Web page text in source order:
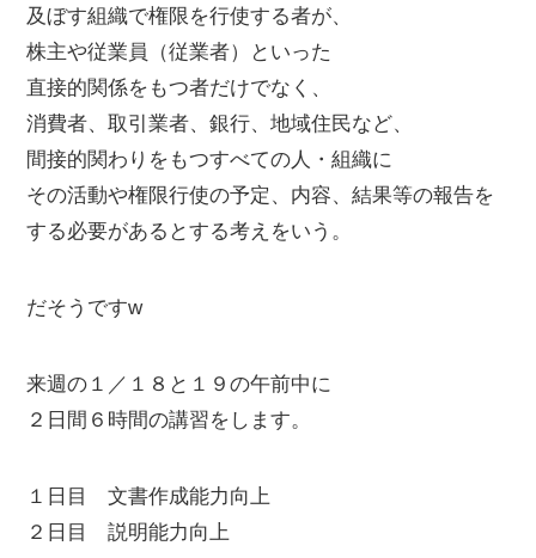
及ぼす組織で権限を行使する者が、
株主や従業員（従業者）といった
直接的関係をもつ者だけでなく、
消費者、取引業者、銀行、地域住民など、
間接的関わりをもつすべての人・組織に
その活動や権限行使の予定、内容、結果等の報告を
する必要があるとする考えをいう。
だそうですw
来週の１／１８と１９の午前中に
２日間６時間の講習をします。
１日目 文書作成能力向上
２日目 説明能力向上